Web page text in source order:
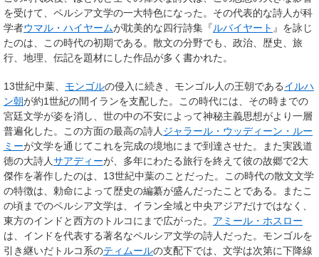
を受けて、ペルシア文学の一大特色になった。その代表的な詩人が科
学者ウマル・ハイヤームが耽美的な四行詩集『ルバイヤート 』を詠じ
たのは、この時代の初期である。散文の分野でも、政治、歴史、旅
行、地理、伝記を題材にした作品が多く書かれた。
13世紀中葉、 モンゴルの侵入に続き、モンゴル人の王朝であるイルハ
ン朝が約1世紀の間イランを支配した。この時代には、その時までの
宮廷文学が姿を消し、世の中の不安によって神秘主義思想がより一層
普遍化した。この方面の最高の詩人 ジャラール・ウッディーン・ルー
ミーが文学を通じてこれを完成の境地にまで到達させた。また実践道
徳の大詩人サアディーが、多年にわたる旅行を終えて彼の故郷で2大
傑作を著作したのは、13世紀中葉のことだった。この時代の散文文学
の特徴は、勅命によって歴史の編纂が盛んだったことである。またこ
の頃までのペルシア文学は、イラン全域と中央アジアだけではなく、
東方のインドと西方のトルコにまで広がった。 アミール・ホスロー
は、インドを代表する著名なペルシア文学の詩人だった。モンゴルを
引き継いだトルコ系のティムールの支配下では、文学は次第に下降線